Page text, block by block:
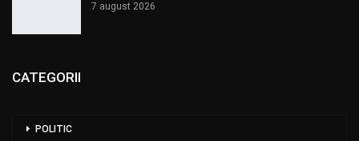
7 august 2026
CATEGORII
POLITIC